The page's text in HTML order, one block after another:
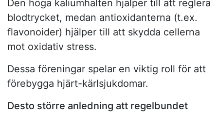
Den höga kaliumhalten hjälper till att reglera
blodtrycket, medan antioxidanterna (t.ex.
flavonoider) hjälper till att skydda cellerna
mot oxidativ stress.
Dessa föreningar spelar en viktig roll för att
förebygga hjärt-kärlsjukdomar.
Desto större anledning att regelbundet